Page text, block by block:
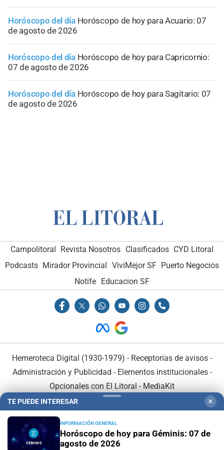
Horóscopo del día Horóscopo de hoy para Acuario: 07
de agosto de 2026
Horóscopo del día Horóscopo de hoy para Capricornio:
07 de agosto de 2026
Horóscopo del día Horóscopo de hoy para Sagitario: 07
de agosto de 2026
Campolitoral Revista Nosotros Clasificados CYD Litoral
Podcasts Mirador Provincial VivíMejor SF Puerto Negocios
Notife Educacion SF
Hemeroteca Digital (1930-1979) - Receptorías de avisos -
Administración y Publicidad - Elementos institucionales-
Opcionales con El Litoral - MediaKit
TE PUEDE INTERESAR ✕
INFORMACIÓN GENERAL
Horóscopo de hoy para Géminis: 07 de
agosto de 2026